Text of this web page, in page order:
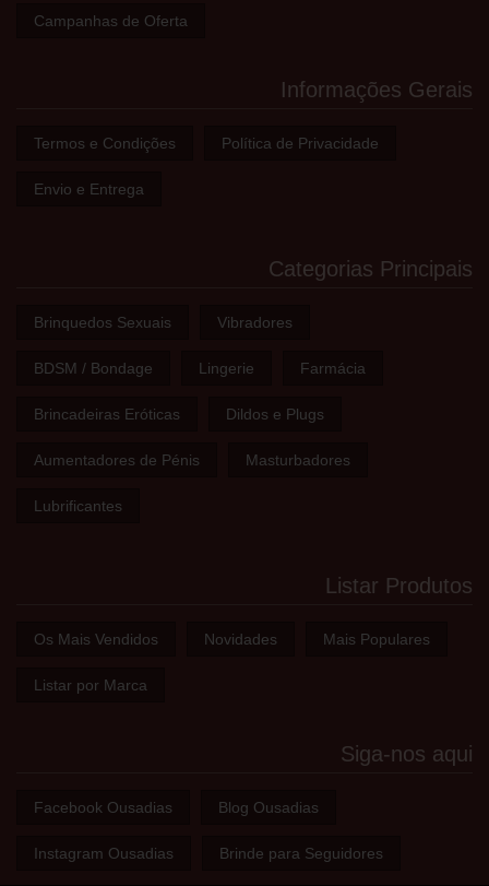
Campanhas de Oferta
Informações Gerais
Termos e Condições Política de Privacidade
Envio e Entrega
Categorias Principais
Brinquedos Sexuais Vibradores
BDSM / Bondage Lingerie Farmácia
Brincadeiras Eróticas Dildos e Plugs
Aumentadores de Pénis Masturbadores
Lubrificantes
Listar Produtos
Os Mais Vendidos Novidades Mais Populares
Listar por Marca
Siga-nos aqui
Facebook Ousadias Blog Ousadias
Instagram Ousadias Brinde para Seguidores